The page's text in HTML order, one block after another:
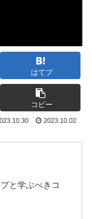
はてブ
コピー
2023.10.02
と学ぶべきコ